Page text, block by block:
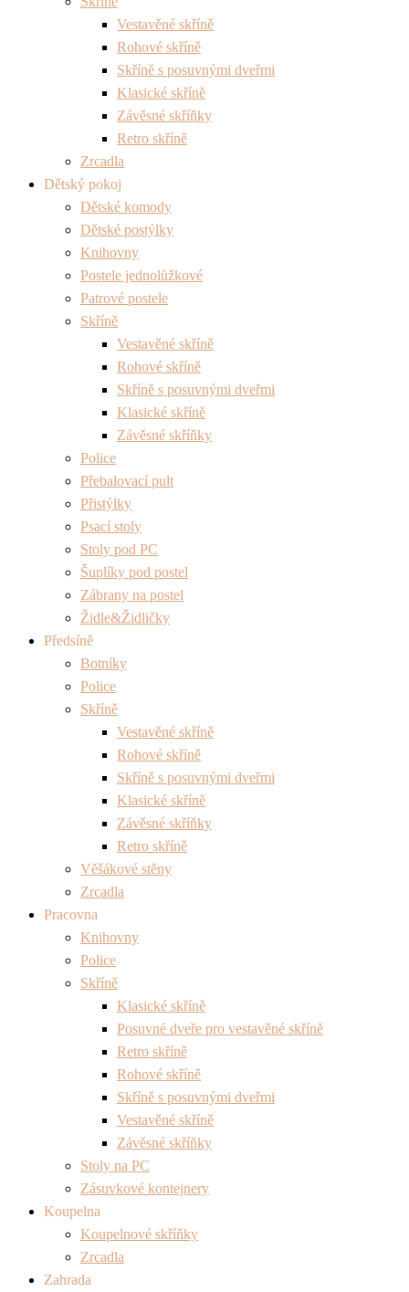
Vestavěné skříně
Rohové skříně
Skříně s posuvnými dveřmi
Klasické skříně
Závěsné skříňky
Retro skříně
Zrcadla
Dětský pokoj
Dětské komody
Dětské postýlky
Knihovny
Postele jednolůžkové
Patrové postele
Skříně
Vestavěné skříně
Rohové skříně
Skříně s posuvnými dveřmi
Klasické skříně
Závěsné skříňky
Police
Přebalovací pult
Přistýlky
Psací stoly
Stoly pod PC
Šuplíky pod postel
Zábrany na postel
Židle&Židličky
Předsíně
Botníky
Police
Skříně
Vestavěné skříně
Rohové skříně
Skříně s posuvnými dveřmi
Klasické skříně
Závěsné skříňky
Retro skříně
Věšákové stěny
Zrcadla
Pracovna
Knihovny
Police
Skříně
Klasické skříně
Posuvné dveře pro vestavěné skříně
Retro skříně
Rohové skříně
Skříně s posuvnými dveřmi
Vestavěné skříně
Závěsné skříňky
Stoly na PC
Zásuvkové kontejnery
Koupelna
Koupelnové skříňky
Zrcadla
Zahrada